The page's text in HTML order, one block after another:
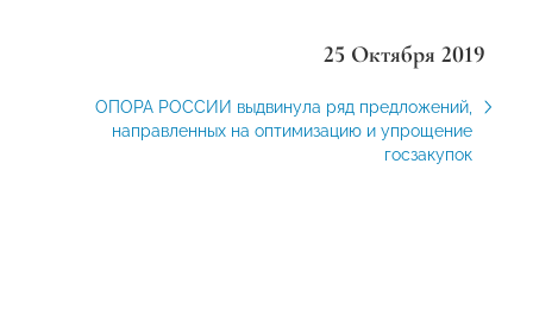
25 Октября 2019
ОПОРА РОССИИ выдвинула ряд предложений,
направленных на оптимизацию и упрощение
госзакупок